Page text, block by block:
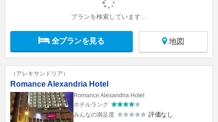
プランを検索しています…
全プランを見る 地図
（アレキサンドリア）
Romance Alexandria Hotel
Romance Alexandria Hotel
ホテルランク
みんなの満足度
評価なし